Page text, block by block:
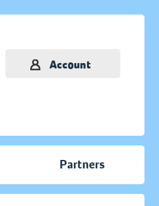
Account
Partners